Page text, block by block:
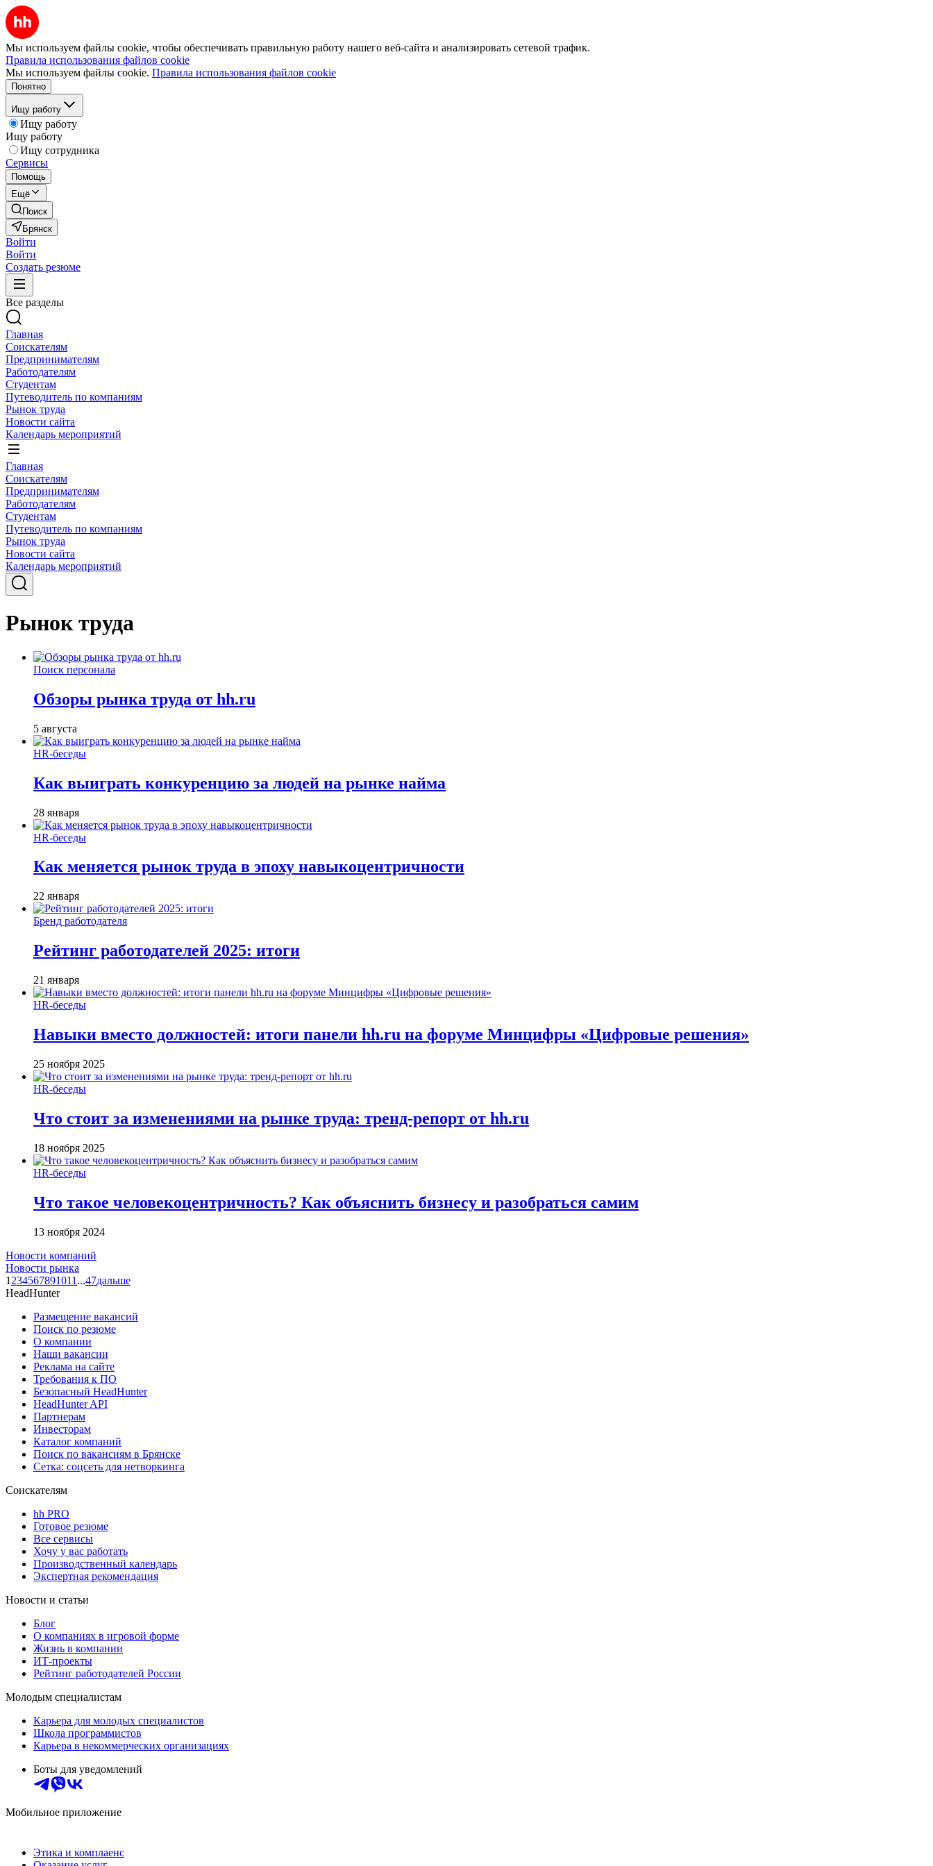
Мы используем файлы cookie, чтобы обеспечивать правильную работу нашего веб-сайта и анализировать сетевой трафик.
Правила использования файлов cookie
Мы используем файлы cookie. Правила использования файлов cookie
Понятно
Ищу работу
Ищу работу
Ищу работу
Ищу сотрудника
Сервисы
Помощь
Ещё
Поиск
Брянск
Войти
Войти
Создать резюме
Все разделы
Главная
Соискателям
Предпринимателям
Работодателям
Студентам
Путеводитель по компаниям
Рынок труда
Новости сайта
Календарь мероприятий
Главная
Соискателям
Предпринимателям
Работодателям
Студентам
Путеводитель по компаниям
Рынок труда
Новости сайта
Календарь мероприятий
Рынок труда
Поиск персонала
Обзоры рынка труда от hh.ru
5 августа
HR-беседы
Как выиграть конкуренцию за людей на рынке найма
28 января
HR-беседы
Как меняется рынок труда в эпоху навыкоцентричности
22 января
Бренд работодателя
Рейтинг работодателей 2025: итоги
21 января
HR-беседы
Навыки вместо должностей: итоги панели hh.ru на форуме Минцифры «Цифровые решения»
25 ноября 2025
HR-беседы
Что стоит за изменениями на рынке труда: тренд-репорт от hh.ru
18 ноября 2025
HR-беседы
Что такое человеко­центричность? Как объяснить бизнесу и разобраться самим
13 ноября 2024
Новости компаний
Новости рынка
1 234567891011 ...47дальше
HeadHunter
Размещение вакансий
Поиск по резюме
О компании
Наши вакансии
Реклама на сайте
Требования к ПО
Безопасный HeadHunter
HeadHunter API
Партнерам
Инвесторам
Каталог компаний
Поиск по вакансиям в Брянске
Сетка: соцсеть для нетворкинга
Соискателям
hh PRO
Готовое резюме
Все сервисы
Хочу у вас работать
Производственный календарь
Экспертная рекомендация
Новости и статьи
Блог
О компаниях в игровой форме
Жизнь в компании
ИТ-проекты
Рейтинг работодателей России
Молодым специалистам
Карьера для молодых специалистов
Школа программистов
Карьера в некоммерческих организациях
Боты для уведомлений
Мобильное приложение
Этика и комплаенс